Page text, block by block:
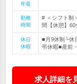
年収
勤務
時間
# ＜シフト制
間【休憩】
休日
休暇
■月9休制└休
弔休暇■産前
求人詳細を